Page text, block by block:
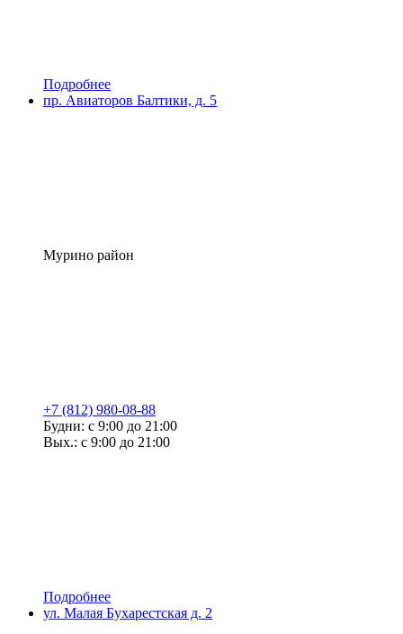
Подробнее
пр. Авиаторов Балтики, д. 5
Мурино район
+7 (812) 980-08-88
Будни: с 9:00 до 21:00
Вых.: с 9:00 до 21:00
Подробнее
ул. Малая Бухарестская д. 2